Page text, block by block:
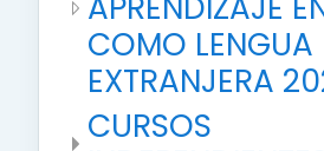
COMO LENGUA
EXTRANJERA
CURSOS